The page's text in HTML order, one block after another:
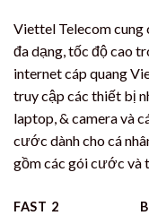
Viettel Telecom
đa dạng, tốc độ cao
internet cáp quang
truy cập các thiết bị
laptop, & camera và
cước dành cho cá
gồm các gói cước và
FAST 2